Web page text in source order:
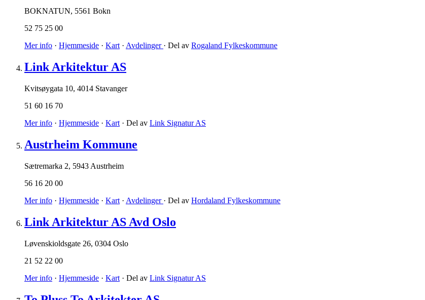
BOKNATUN, 5561 Bokn
52 75 25 00
Mer info · Hjemmeside · Kart · Avdelinger · Del av Rogaland Fylkeskommune
Link Arkitektur AS
Kvitsøygata 10, 4014 Stavanger
51 60 16 70
Mer info · Hjemmeside · Kart · Del av Link Signatur AS
Austrheim Kommune
Sætremarka 2, 5943 Austrheim
56 16 20 00
Mer info · Hjemmeside · Kart · Avdelinger · Del av Hordaland Fylkeskommune
Link Arkitektur AS Avd Oslo
Løvenskioldsgate 26, 0304 Oslo
21 52 22 00
Mer info · Hjemmeside · Kart · Del av Link Signatur AS